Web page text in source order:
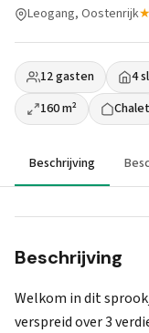
Leogang, Oostenrijk
12 gasten 4
160 m²
Chalet
Beschrijving
Beschrijving
Welkom in dit
verspreid over 3